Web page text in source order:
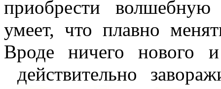
приобрести
умеет, что плавно
Вроде ничего нового
действительно